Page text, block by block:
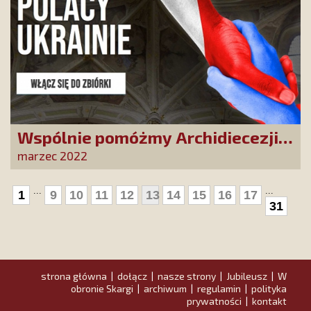
Wspólnie pomóżmy Archidiecezji
Lwowskiej, dającej ochronę
uchodźcom uciekającym przed
rosyjską inwazją
marzec 2022
1 ... 9 10 11 12 13 14 15 16 17 ...
31
strona główna dołącz nasze strony Jubileusz
W
obronie Skargi
archiwum regulamin
polityka
prywatności
kontakt